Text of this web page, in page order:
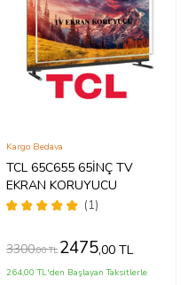
TCL 65C655 65İNÇ TV
EKRAN KORUYUCU
(1)
Kargo Bedava
3300,00 TL 2475,00 TL
264,00 TL'den Başlayan Taksitlerle